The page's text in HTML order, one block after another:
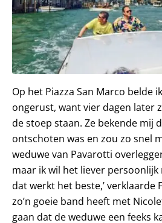
Op het Piazza San Marco belde
ongerust, want vier dagen later
de stoep staan. Ze bekende mij
ontschoten was en zou zo snel
weduwe van Pavarotti
maar ik wil het liever
dat werkt het beste,’ verklaarde
zo’n goeie band heeft met
gaan dat de weduwe een feeks